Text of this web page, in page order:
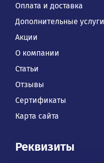
Оплата и доставка
Дополнительные услуги
Акции
О компании
Статьи
Отзывы
Сертификаты
Карта сайта
Реквизиты